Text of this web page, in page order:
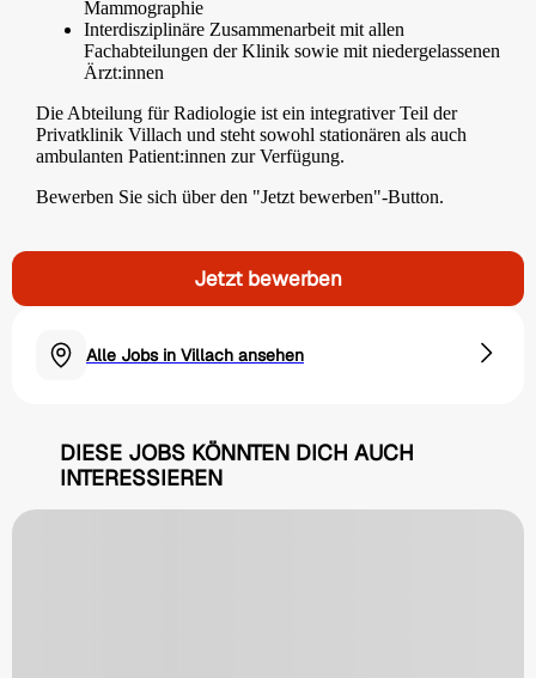
Mammographie
Interdisziplinäre Zusammenarbeit mit allen
Fachabteilungen der Klinik sowie mit niedergelassenen
Ärzt:innen
Die Abteilung für Radiologie ist ein integrativer Teil der
Privatklinik Villach und steht sowohl stationären als auch
ambulanten Patient:innen zur Verfügung.
Bewerben Sie sich über den "Jetzt bewerben"-Button.
Jetzt bewerben
Alle Jobs in Villach ansehen
DIESE JOBS KÖNNTEN DICH AUCH
INTERESSIEREN